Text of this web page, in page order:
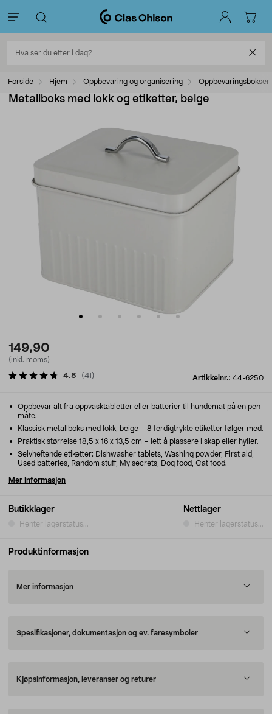
Forside Hjem Oppbevaring og organisering Oppbevaringsbokser
Metallboks med lokk og etiketter, beige
149,90
(inkl. moms)
Artikkelnr.: 44-6250
4.8 (41 )
Butikklager
Henter lagerstatus...
Nettlager
Henter lagerstatus...
Oppbevar alt fra oppvasktabletter eller batterier til hundemat på en pen
måte.
Klassisk metallboks med lokk, beige – 8 ferdigtrykte etiketter følger med.
Praktisk størrelse 18,5 x 16 x 13,5 cm – lett å plassere i skap eller hyller.
Selvheftende etiketter: Dishwasher tablets, Washing powder, First aid,
Used batteries, Random stuff, My secrets, Dog food, Cat food.
Mer informasjon
Produktinformasjon
Mer informasjon
Spesifikasjoner, dokumentasjon og ev. faresymboler
Kjøpsinformasjon, leveranser og returer